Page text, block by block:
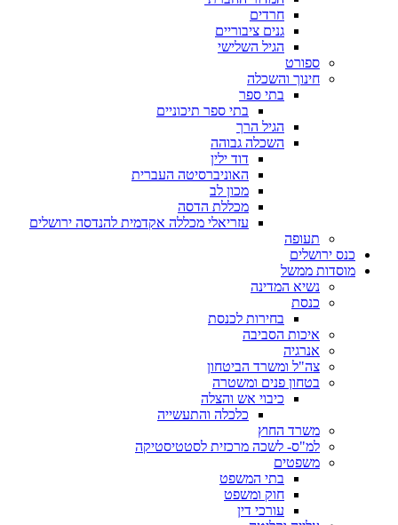
חרדים
גנים ציבוריים
הגיל השלישי
ספורט
חינוך והשכלה
בתי ספר
בתי ספר תיכוניים
הגיל הרך
השכלה גבוהה
דוד ילין
האוניברסיטה העברית
מכון לב
מכללת הדסה
עזריאלי מכללה אקדמית להנדסה ירושלים
תעופה
כנס ירושלים
מוסדות ממשל
נשיא המדינה
כנסת
בחירות לכנסת
איכות הסביבה
אנרגיה
צה"ל ומשרד הביטחון
בטחון פנים ומשטרה
כיבוי אש והצלה
כלכלה והתעשייה
משרד החוץ
למ"ס- לשכה מרכזית לסטטיסטיקה
משפטים
בתי המשפט
חוק ומשפט
עורכי דין